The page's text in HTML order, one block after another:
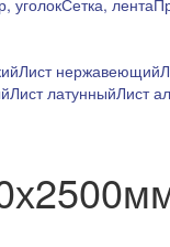
уголокСетка, лента
Лист нержавеющий
Лист латунныйЛист